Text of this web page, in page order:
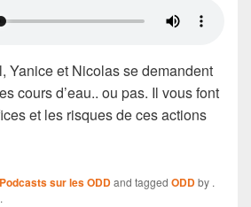
Yanice et Nicolas se demandent
cours d’eau.. ou pas. Il vous font
et les risques de ces actions
Podcasts sur les ODDand tagged ODDby .
.